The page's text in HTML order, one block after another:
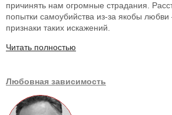
причинять нам огромные страдания.
попытки самоубийства из-за якобы
признаки таких искажений.
Читать полностью
Любовная зависимость